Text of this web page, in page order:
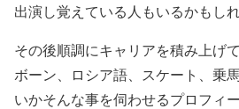
出演し覚えている人もいるかもしれ
その後順調にキャリアを積み上げ
ボーン、ロシア語、スケート、乗
いかそんな事を伺わせるプロフィ